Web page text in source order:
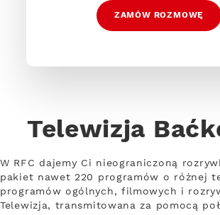
ZAMÓW ROZMOWĘ
Telewizja
W RFC dajemy Ci nieograniczoną
pakiet nawet 220 programów o różnej
programów ogólnych, filmowych i
Telewizja, transmitowana za pomocą